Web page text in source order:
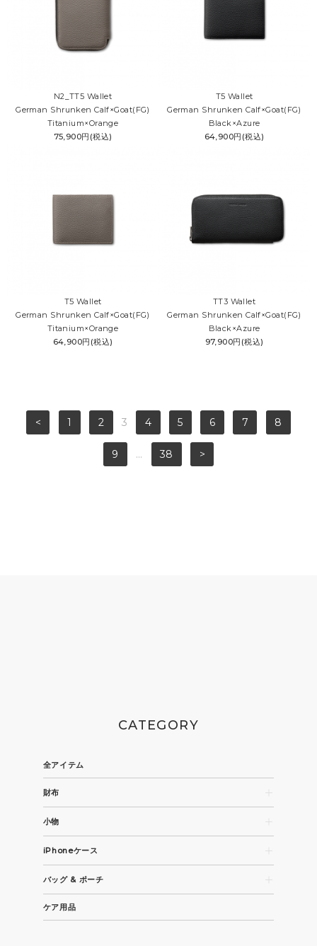
N2_TT5 Wallet
German Shrunken Calf×Goat(FG)
Titanium×Orange
75,900円(税込)
T5 Wallet
German Shrunken Calf×Goat(FG)
Black×Azure
64,900円(税込)
T5 Wallet
German Shrunken Calf×Goat(FG)
Titanium×Orange
64,900円(税込)
TT3 Wallet
German Shrunken Calf×Goat(FG)
Black×Azure
97,900円(税込)
< 1 2 3 4 5 6 7 8
9 ... 38 >
CATEGORY
全アイテム
財布
カード / コインケース
小物
キーケース / キーホルダー
その他革小物
iPhoneケース
iPhone 15 Pro Max
バッグ & ポーチ
トートバッグ
ビジネスバッグ
ケア用品